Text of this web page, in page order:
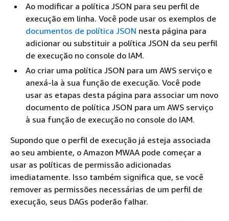
Ao modificar a política JSON para seu perfil de
execução em linha. Você pode usar os exemplos de
documentos de política JSON nesta página para
adicionar ou substituir a política JSON da seu perfil
de execução no console do IAM.
Ao criar uma política JSON para um AWS serviço e
anexá-la à sua função de execução. Você pode
usar as etapas desta página para associar um novo
documento de política JSON para um AWS serviço
à sua função de execução no console do IAM.
Supondo que o perfil de execução já esteja associada
ao seu ambiente, o Amazon MWAA pode começar a
usar as políticas de permissão adicionadas
imediatamente. Isso também significa que, se você
remover as permissões necessárias de um perfil de
execução, seus DAGs poderão falhar.